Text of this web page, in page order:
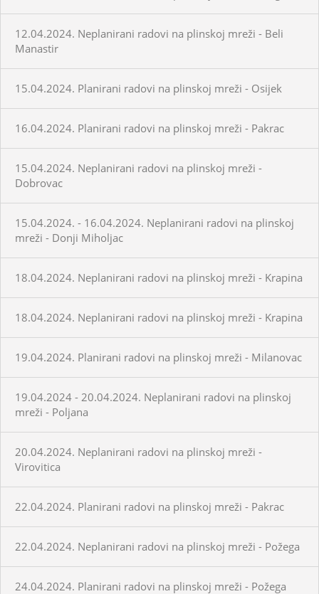
12.04.2024. Neplanirani radovi na plinskoj mreži - Beli
Manastir
15.04.2024. Planirani radovi na plinskoj mreži - Osijek
16.04.2024. Planirani radovi na plinskoj mreži - Pakrac
15.04.2024. Neplanirani radovi na plinskoj mreži -
Dobrovac
15.04.2024. - 16.04.2024. Neplanirani radovi na plinskoj
mreži - Donji Miholjac
18.04.2024. Neplanirani radovi na plinskoj mreži - Krapina
18.04.2024. Neplanirani radovi na plinskoj mreži - Krapina
19.04.2024. Planirani radovi na plinskoj mreži - Milanovac
19.04.2024 - 20.04.2024. Neplanirani radovi na plinskoj
mreži - Poljana
20.04.2024. Neplanirani radovi na plinskoj mreži -
Virovitica
22.04.2024. Planirani radovi na plinskoj mreži - Pakrac
22.04.2024. Neplanirani radovi na plinskoj mreži - Požega
24.04.2024. Planirani radovi na plinskoj mreži - Požega